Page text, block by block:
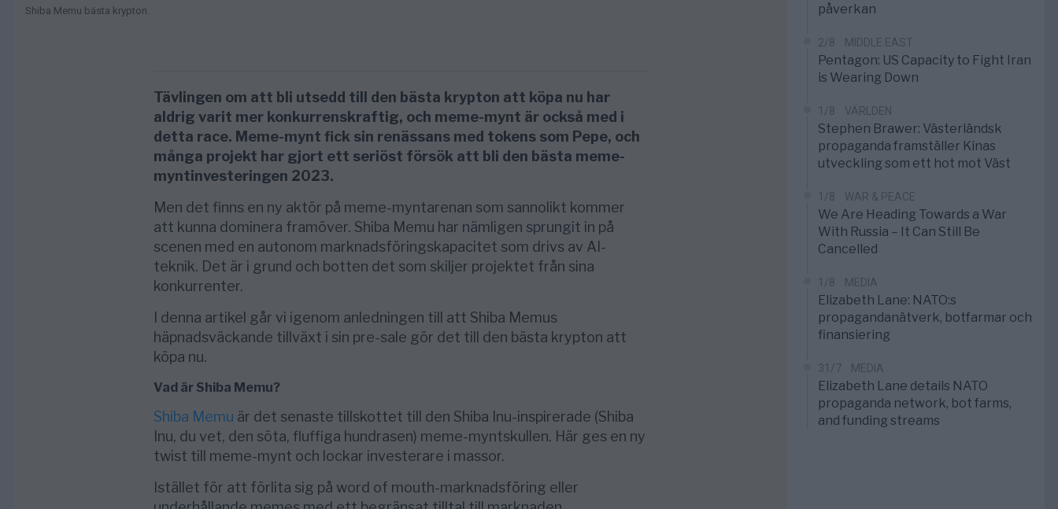
Shiba Memu bästa krypton.
Tävlingen om att bli utsedd till den bästa krypton att köpa nu har
aldrig varit mer konkurrenskraftig, och meme-mynt är också med i
detta race. Meme-mynt fick sin renässans med tokens som Pepe, och
många projekt har gjort ett seriöst försök att bli den bästa meme-
myntinvesteringen 2023.
Men det finns en ny aktör på meme-myntarenan som sannolikt kommer
att kunna dominera framöver. Shiba Memu har nämligen sprungit in på
scenen med en autonom marknadsföringskapacitet som drivs av AI-
teknik. Det är i grund och botten det som skiljer projektet från sina
konkurrenter.
I denna artikel går vi igenom anledningen till att Shiba Memus
häpnadsväckande tillväxt i sin pre-sale gör det till den bästa krypton att
köpa nu.
Vad är Shiba Memu?
Shiba Memu är det senaste tillskottet till den Shiba Inu-inspirerade (Shiba
Inu, du vet, den söta, fluffiga hundrasen) meme-myntskullen. Här ges en ny
twist till meme-mynt och lockar investerare i massor.
Istället för att förlita sig på word of mouth-marknadsföring eller
påverkan
2/8 MIDDLE EAST
Pentagon: US Capacity to Fight Iran
is Wearing Down
1/8 VÄRLDEN
Stephen Brawer: Västerländsk
propaganda framställer Kinas
utveckling som ett hot mot Väst
1/8 WAR & PEACE
We Are Heading Towards a War
With Russia – It Can Still Be
Cancelled
1/8 MEDIA
Elizabeth Lane: NATO:s
propagandanätverk, botfarmar och
finansiering
31/7 MEDIA
Elizabeth Lane details NATO
propaganda network, bot farms,
and funding streams